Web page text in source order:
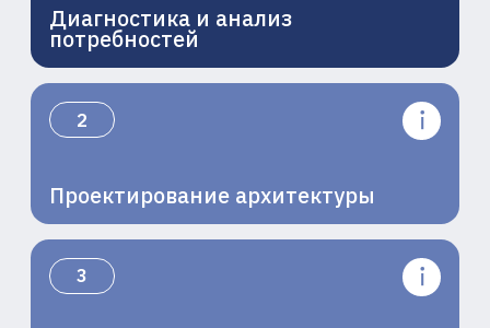
Являемся активными
участниками АЛРИИ и AI Global,
формируя стандарты и будущее
ИИ-отрасли в России
ДАВАЙТЕ
ОБСУДИМ ВАШ
ПРОЕКТ